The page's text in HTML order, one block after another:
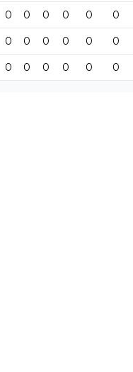
0 0 0 0 0 0
0 0 0 0 0 0
0 0 0 0 0 0